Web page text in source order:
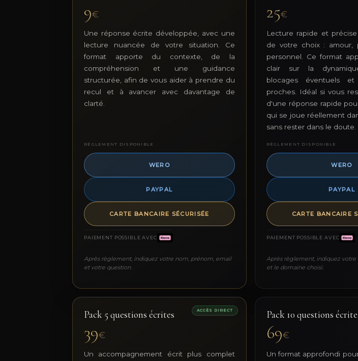
9€
Une réponse écrite développée, avec une
lecture nuancée de votre situation. Ce
format apporte du contexte, de la
compréhension et une guidance
structurée, afin de vous aider à prendre du
recul et à avancer avec davantage de
clarté.
RÈGLEMENT DISPONIBLE
WERO
PAYPAL
CARTE BANCAIRE SÉCURISÉE
PAIEMENT POSSIBLE AVEC
Après règlement, indiquez votre nom, prénom, email
et votre question.
25€
Lecture rapide et
de votre choix : amour,
personnel. Ce format
clair sur la
blocages éventuels
proches. Idéal si vous
d'une réponse rapide
qui se joue réellement
sans rester dans le doute.
RÈGLEMENT DISPONIBLE
WERO
PAYPAL
CARTE BANCAIRE
PAIEMENT POSSIBLE AVEC
Après règlement, indiquez
et le domaine choisi.
ACCÈS DIRECT
Pack 5 questions écrites
39€
Un accompagnement écrit plus complet
Pack 10 questions
69€
Un format approfondi